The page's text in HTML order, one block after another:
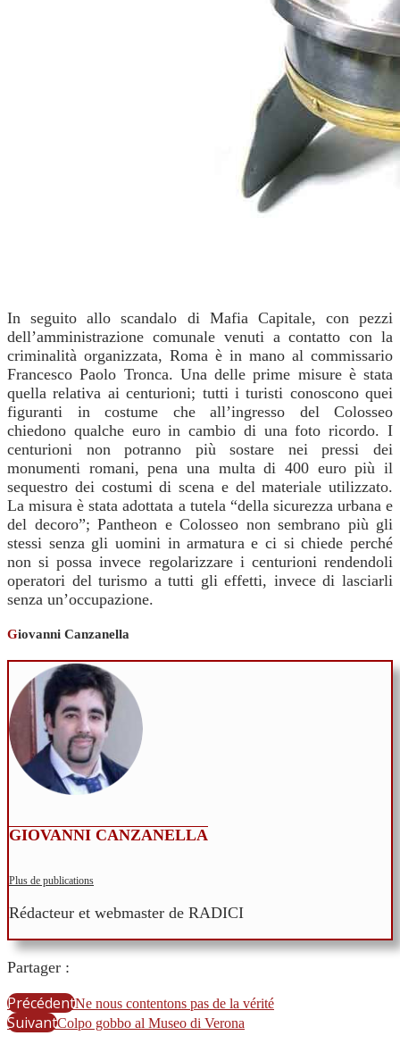
In seguito allo scandalo di Mafia Capitale, con pezzi
dell’amministrazione comunale venuti a contatto con la
criminalità organizzata, Roma è in mano al commissario
Francesco Paolo Tronca. Una delle prime misure è stata
quella relativa ai centurioni; tutti i turisti conoscono quei
figuranti in costume che all’ingresso del Colosseo
chiedono qualche euro in cambio di una foto ricordo. I
centurioni non potranno più sostare nei pressi dei
monumenti romani, pena una multa di 400 euro più il
sequestro dei costumi di scena e del materiale utilizzato.
La misura è stata adottata a tutela “della sicurezza urbana e
del decoro”; Pantheon e Colosseo non sembrano più gli
stessi senza gli uomini in armatura e ci si chiede perché
non si possa invece regolarizzare i centurioni rendendoli
operatori del turismo a tutti gli effetti, invece di lasciarli
senza un’occupazione.
Giovanni Canzanella
GIOVANNI CANZANELLA
Plus de publications
Rédacteur et webmaster de RADICI
Partager :
PrécédentNe nous contentons pas de la vérité
SuivantColpo gobbo al Museo di Verona